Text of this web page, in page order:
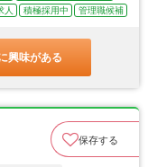
人 積極採用中 管理職候補
興味がある
保存する